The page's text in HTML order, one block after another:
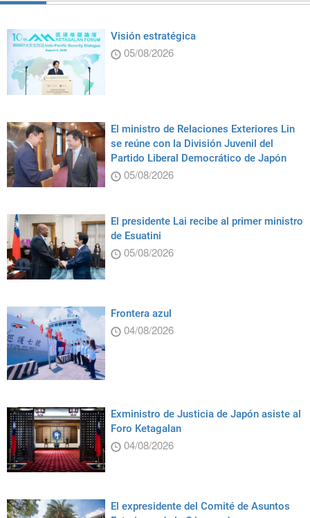
Visión estratégica
05/08/2026
El ministro de Relaciones Exteriores Lin
se reúne con la División Juvenil del
Partido Liberal Democrático de Japón
05/08/2026
El presidente Lai recibe al primer ministro
de Esuatini
05/08/2026
Frontera azul
04/08/2026
Exministro de Justicia de Japón asiste al
Foro Ketagalan
04/08/2026
El expresidente del Comité de Asuntos